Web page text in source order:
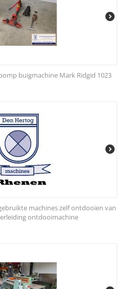
buigmachine Mark Ridgid 1023
machines zelf ontdooien van
ontdooimachine